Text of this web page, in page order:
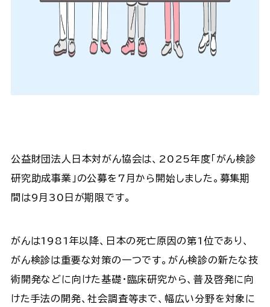
公益財団法人日本対がん協会は、2025年度「がん検診
研究助成事業」の公募を7月から開始しました。募集期
間は9月30日が期限です。
がんは1981年以降、日本の死亡原因の第1位であり、
がん検診は重要な対策の一つです。がん検診の新たな技
術開発などに向けた基礎・臨床研究から、普及啓発に向
けた手法の開発、社会調査等まで、幅広い分野を対象に